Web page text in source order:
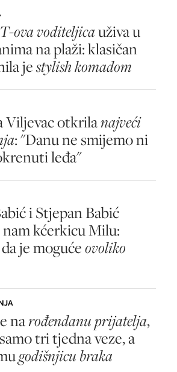
ova voditeljicauživa u
na plaži: klasičan
jestylish komadom
Viljevac otkrilanajveći
: "Danu ne smijemo ni
leđa"
i Stjepan Babić
kćerkicu Milu:
je mogućeovoliko
narođendanu prijatelja,
tri tjedna veze, a
godišnjicu braka